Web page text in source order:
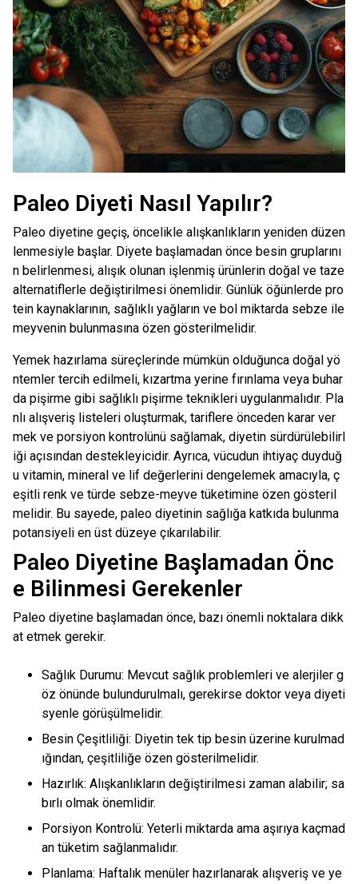
Paleo Diyeti Nasıl Yapılır?
Paleo diyetine geçiş, öncelikle alışkanlıkların yeniden düzen
lenmesiyle başlar. Diyete başlamadan önce besin gruplarını
n belirlenmesi, alışık olunan işlenmiş ürünlerin doğal ve taze
alternatiflerle değiştirilmesi önemlidir. Günlük öğünlerde pro
tein kaynaklarının, sağlıklı yağların ve bol miktarda sebze ile
meyvenin bulunmasına özen gösterilmelidir.
Yemek hazırlama süreçlerinde mümkün olduğunca doğal yö
ntemler tercih edilmeli, kızartma yerine fırınlama veya buhar
da pişirme gibi sağlıklı pişirme teknikleri uygulanmalıdır. Pla
nlı alışveriş listeleri oluşturmak, tariflere önceden karar ver
mek ve porsiyon kontrolünü sağlamak, diyetin sürdürülebilirl
iği açısından destekleyicidir. Ayrıca, vücudun ihtiyaç duyduğ
u vitamin, mineral ve lif değerlerini dengelemek amacıyla, ç
eşitli renk ve türde sebze-meyve tüketimine özen gösteril
melidir. Bu sayede, paleo diyetinin sağlığa katkıda bulunma
potansiyeli en üst düzeye çıkarılabilir.
Paleo Diyetine Başlamadan Önc
e Bilinmesi Gerekenler
Paleo diyetine başlamadan önce, bazı önemli noktalara dikk
at etmek gerekir.
Sağlık Durumu: Mevcut sağlık problemleri ve alerjiler g
öz önünde bulundurulmalı, gerekirse doktor veya diyeti
syenle görüşülmelidir.
Besin Çeşitliliği: Diyetin tek tip besin üzerine kurulmad
ığından, çeşitliliğe özen gösterilmelidir.
Hazırlık: Alışkanlıkların değiştirilmesi zaman alabilir; sa
bırlı olmak önemlidir.
Porsiyon Kontrolü: Yeterli miktarda ama aşırıya kaçmad
an tüketim sağlanmalıdır.
Planlama: Haftalık menüler hazırlanarak alışveriş ve ye